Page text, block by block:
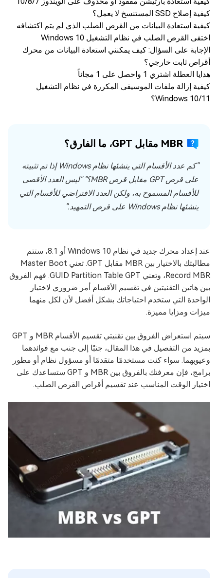
كيفية إصلاح SSD المستنسخ لا يعمل؟
كيفية استعادة البيانات من القرص الصلب الذي لم يتم اكتشافه
اختفى القرص الصلب في نظام التشغيل Windows 10
الإجابة على السؤال: كيف يمكنني استعادة البيانات من محرك
أقراص ثابت خارجي؟
هدايا العطلة اشتري 1 واحصل على 1 مجاناً
كيفية إزالة ملفات الموسيقى المكررة في نظام التشغيل
Windows 10/11؟
MBR مقابل GPT، ما الفارق؟
"كم عدد الأقسام التي ينشئها نظام Windows إذا تم تثبيته
على قرص GPT مقابل قرص MBR؟" "ليس العدد الأقصى
للأقسام المسموح به، ولكن العدد الافتراضي للأقسام التي
ينشئها نظام Windows على قرص التمهيد."
عند إعداد محرك جديد في نظام Windows 10 أو 8.1، ستتم
مطالبتك بالاختيار بين MBR مقابل GPT. تعني Master Boot
Record MBR، وتعني GUID Partition Table GPT. فهم الفروق
بين هاتين التقنيتين في تقسيم الأقسام أمر ضروري لاختيار
الواحدة التي ستخدم احتياجاتك بشكل أفضل لأن لكل منهما
ميزات ومزايا مميزة.
سيتم استعراض الفروق بين تقنيتي تقسيم الأقسام MBR و GPT
بمزيد من التفصيل في هذا المقال، جنبًا إلى جنب مع فوائدهما
وعيوبهما. سواء كنت مستخدمًا متقدمًا أو مسؤول نظام أو مطور
برامج، فإن معرفتك بالفروق بين MBR و GPT ستساعدك على
اختيار الوقت المناسب عند تقسيم أقراص القرص الصلب.